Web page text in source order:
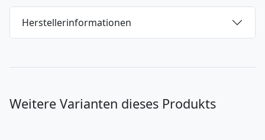
Herstellerinformationen
Weitere Varianten dieses Produkts